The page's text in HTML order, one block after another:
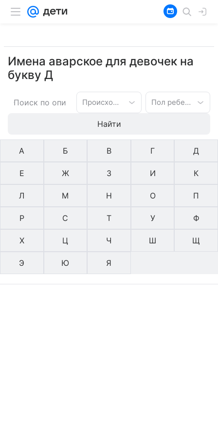
Имена аварское для девочек на
букву Д
Происхождение имени Пол ребенка
Найти
А Б В Г Д
Е Ж З И К
Л М Н О П
Р С Т У Ф
Х Ц Ч Ш Щ
Э Ю Я